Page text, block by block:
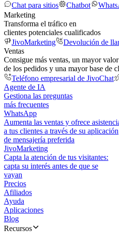
Chat para sitios
Chatbot
Marketing
Transforma el tráfico en
clientes potenciales cualificados
JivoMarketing
Devolución de
Ventas
Consigue más ventas, un mayor
de los pedidos y una mayor base de
Teléfono empresarial de JivoChat
Agente de IA
Gestiona las preguntas
más frecuentes
WhatsApp
Aumenta las ventas y ofrece
a tus clientes a través de su aplicación
de mensajería preferida
JivoMarketing
Capta la atención de tus visitantes:
capta su interés antes de que se
vayan
Precios
Afiliados
Ayuda
Aplicaciones
Blog
Recursos